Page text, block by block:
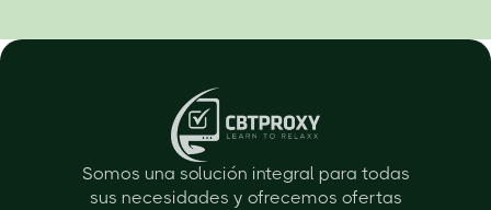
Somos una solución integral para todas
sus necesidades y ofrecemos ofertas